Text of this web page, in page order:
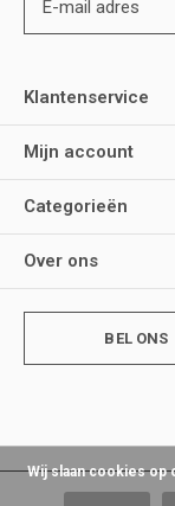
Klantenservice
Mijn account
Categorieën
Over ons
BEL ONS
Wij slaan cookies